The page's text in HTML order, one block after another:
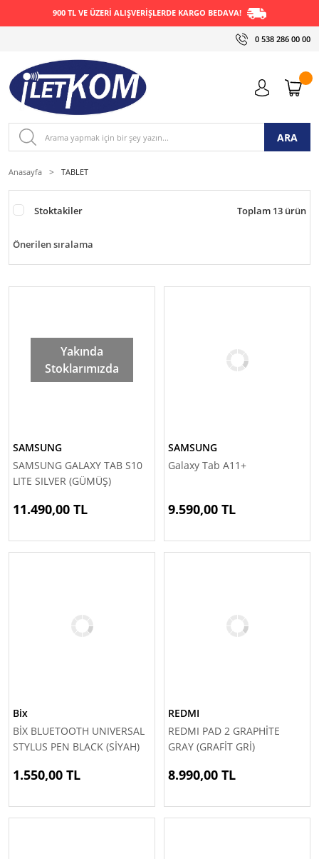
900 TL VE ÜZERİ ALIŞVERİŞLERDE KARGO BEDAVA!
0 538 286 00 00
ARA
Anasayfa TABLET
Stoktakiler Toplam 13 ürün
Yakında
Stoklarımızda
SAMSUNG
SAMSUNG GALAXY TAB S10
LITE SILVER (GÜMÜŞ)
11.490,00 TL
SAMSUNG
Galaxy Tab A11+
9.590,00 TL
Bix
BİX BLUETOOTH UNIVERSAL
STYLUS PEN BLACK (SİYAH)
1.550,00 TL
REDMI
REDMI PAD 2 GRAPHİTE
GRAY (GRAFİT GRİ)
8.990,00 TL